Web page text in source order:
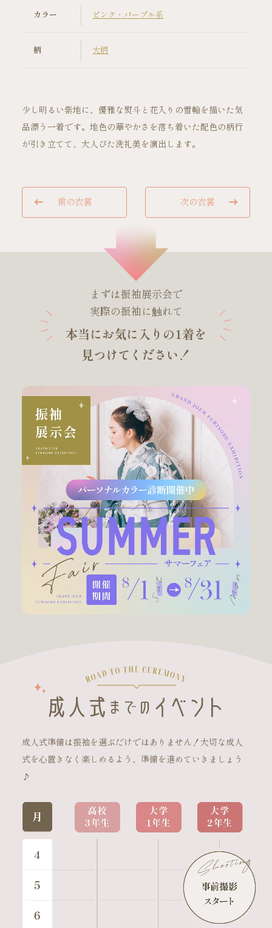
成人式当日の過ごし方
成人式中止時の対応
ご試着・見学予約
カラー ピンク・パープル系
柄 大柄
少し明るい紫地に、優雅な熨斗と花入りの雪輪を描いた気
品漂う一着です。地色の華やかさを落ち着いた配色の柄行
が引き立てて、大人びた洗礼美を演出します。
前の衣裳 次の衣裳
まずは振袖展示会で
実際の振袖に触れて
本当にお気に入りの1着を
見つけてください！
成人式準備は振袖を選ぶだけではありません！大切な成人
式を心置きなく楽しめるよう、準備を進めていきましょう
♪